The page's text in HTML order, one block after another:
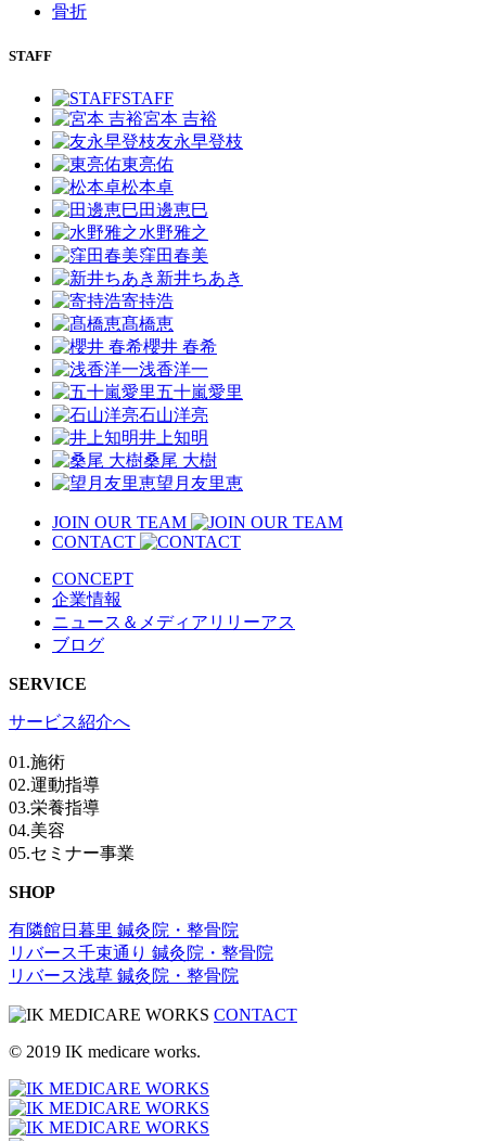
骨折
STAFF
STAFF
宮本 吉裕
友永早登枝
東亮佑
松本卓
田邊恵巳
水野雅之
窪田春美
新井ちあき
寄持浩
髙橋恵
櫻井 春希
浅香洋一
五十嵐愛里
石山洋亮
井上知明
桑尾 大樹
望月友里恵
JOIN OUR TEAM
CONTACT
CONCEPT
企業情報
ニュース＆メディアリリーアス
ブログ
SERVICE
サービス紹介へ
01.施術
02.運動指導
03.栄養指導
04.美容
05.セミナー事業
SHOP
有隣館日暮里 鍼灸院・整骨院
リバース千束通り 鍼灸院・整骨院
リバース浅草 鍼灸院・整骨院
CONTACT
© 2019 IK medicare works.